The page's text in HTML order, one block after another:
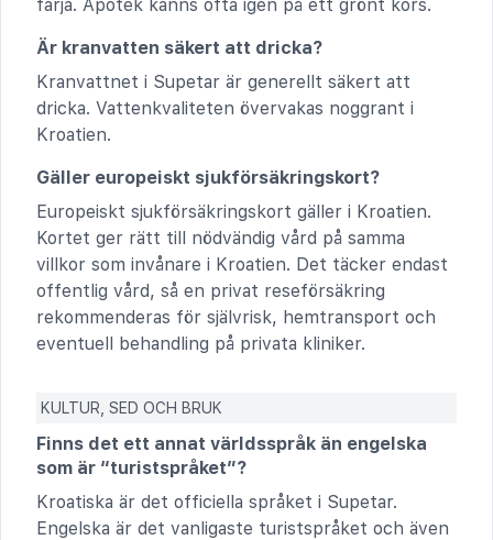
färja. Apotek känns ofta igen på ett grönt kors.
Är kranvatten säkert att dricka?
Kranvattnet i Supetar är generellt säkert att
dricka. Vattenkvaliteten övervakas noggrant i
Kroatien.
Gäller europeiskt sjukförsäkringskort?
Europeiskt sjukförsäkringskort gäller i Kroatien.
Kortet ger rätt till nödvändig vård på samma
villkor som invånare i Kroatien. Det täcker endast
offentlig vård, så en privat reseförsäkring
rekommenderas för självrisk, hemtransport och
eventuell behandling på privata kliniker.
KULTUR, SED OCH BRUK
Finns det ett annat världsspråk än engelska
som är “turistspråket”?
Kroatiska är det officiella språket i Supetar.
Engelska är det vanligaste turistspråket och även